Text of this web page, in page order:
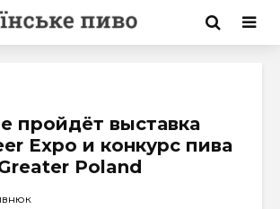
пройдёт выставка
Expo и конкурс пива
Poland